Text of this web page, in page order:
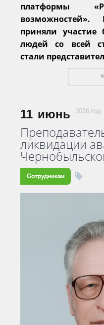
платформы
приняли
людей со всей
стали
11 июнь 2026 год
ликвидации
Сотрудникам